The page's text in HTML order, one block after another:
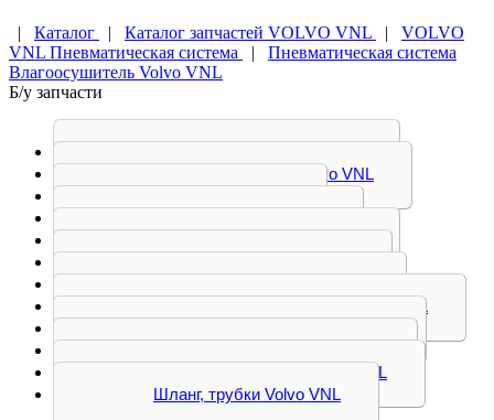
| Каталог | Каталог запчастей VOLVO VNL | VOLVO
VNL Пневматическая система
| Пневматическая система
Влагоосушитель Volvo VNL
Б/у запчасти
Камера тормозная Volvo VNL
Распредилитель воздуха Volvo VNL
Цилиндр сцепления Volvo VNL
Шланг, трубки Volvo VNL